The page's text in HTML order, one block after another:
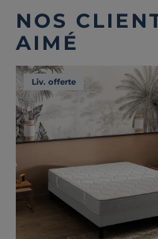
NOS
AIMÉ
Liv. offerte